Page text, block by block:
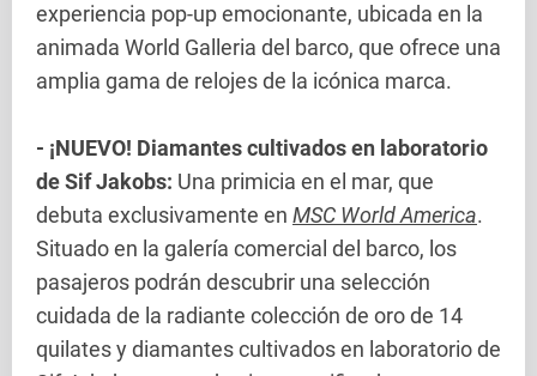
experiencia pop-up emocionante, ubicada en la
animada World Galleria del barco, que ofrece una
amplia gama de relojes de la icónica marca.
- ¡NUEVO! Diamantes cultivados en laboratorio
de Sif Jakobs: Una primicia en el mar, que
debuta exclusivamente en MSC World America.
Situado en la galería comercial del barco, los
pasajeros podrán descubrir una selección
cuidada de la radiante colección de oro de 14
quilates y diamantes cultivados en laboratorio de